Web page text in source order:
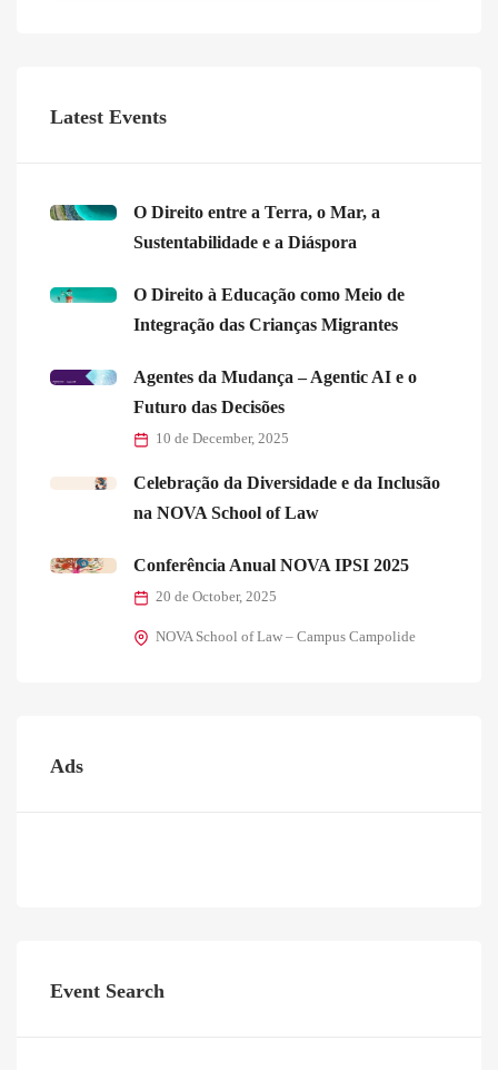
Latest Events
O Direito entre a Terra, o Mar, a
Sustentabilidade e a Diáspora
O Direito à Educação como Meio de
Integração das Crianças Migrantes
Agentes da Mudança – Agentic AI e o
Futuro das Decisões
10 de December, 2025
Celebração da Diversidade e da Inclusão
na NOVA School of Law
Conferência Anual NOVA IPSI 2025
20 de October, 2025
NOVA School of Law – Campus Campolide
Ads
Event Search